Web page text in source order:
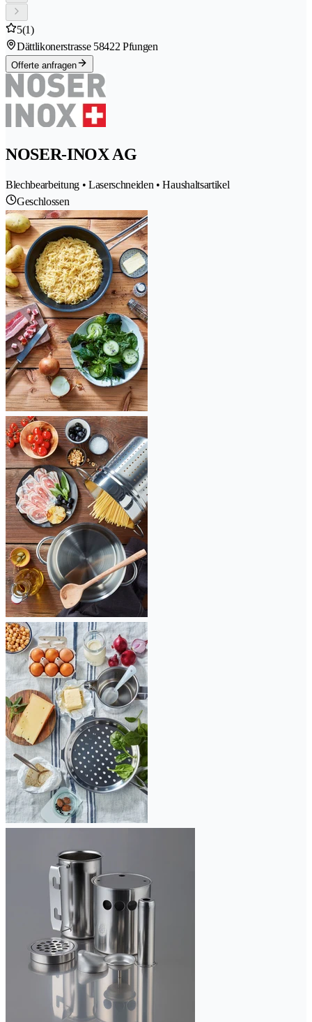
5(1)
Dättlikonerstrasse 58422 Pfungen
Offerte anfragen
NOSER-INOX AG
Blechbearbeitung • Laserschneiden • Haushaltsartikel
Geschlossen